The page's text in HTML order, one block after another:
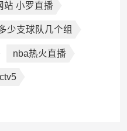
站 小罗直播
少支球队几个组
nba热火直播